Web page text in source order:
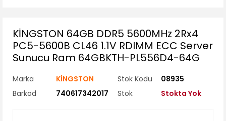
KİNGSTON 64GB DDR5 5600MHz 2Rx4
PC5-5600B CL46 1.1V RDIMM ECC Server
Sunucu Ram 64GBKTH-PL556D4-64G
Marka KİNGSTON Stok Kodu
08935
Barkod
740617342017 Stok Stokta Yok